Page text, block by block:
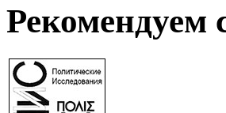
Рекомендуем